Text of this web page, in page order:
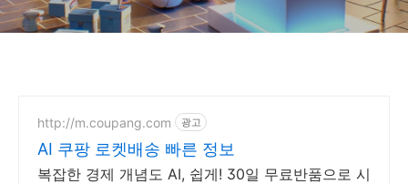
http://m.coupang.com 광고
AI 쿠팡 로켓배송 빠른 정보
복잡한 경제 개념도 AI, 쉽게! 30일 무료반품으로 시